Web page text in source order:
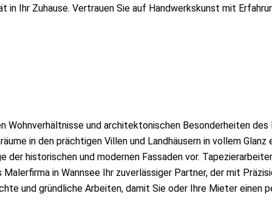
Ihr Zuhause. Vertrauen Sie auf Handwerkskunst mit
und architektonischen Besonderheiten des
in den prächtigen Villen und Landhäusern in vollem Glanz
historischen und modernen Fassaden vor.
in Wannsee Ihr zuverlässiger Partner, der mit
und gründliche Arbeiten, damit Sie oder Ihre Mieter einen